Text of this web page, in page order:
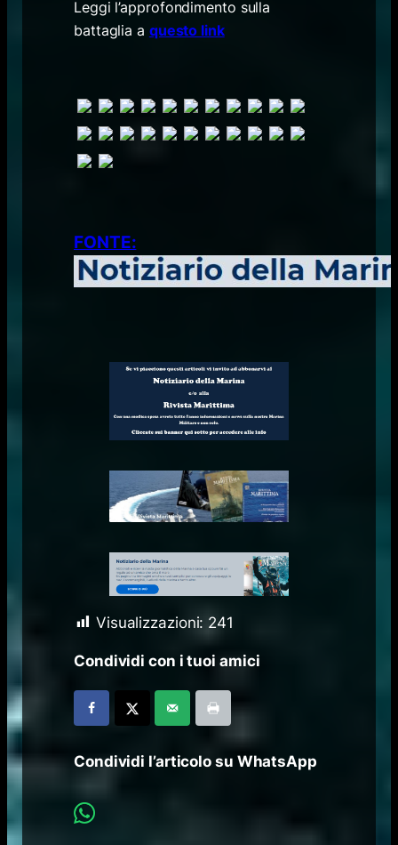
Leggi l’approfondimento sulla
battaglia a questo link
FONTE:
Visualizzazioni: 241
Condividi con i tuoi amici
Condividi l’articolo su WhatsApp